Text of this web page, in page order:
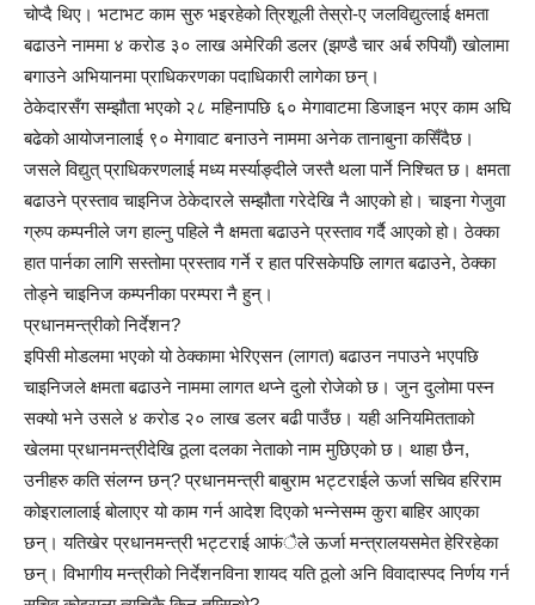
चोप्दै थिए। भटाभट काम सुरु भइरहेको त्रिशूली तेस्रो-ए जलविद्युत्लाई क्षमता
बढाउने नाममा ४ करोड ३० लाख अमेरिकी डलर (झण्डै चार अर्ब रुपियाँ) खोलामा
बगाउने अभियानमा प्राधिकरणका पदाधिकारी लागेका छन्।
ठेकेदारसँग सम्झौता भएको २८ महिनापछि ६० मेगावाटमा डिजाइन भएर काम अघि
बढेको आयोजनालाई ९० मेगावाट बनाउने नाममा अनेक तानाबुना कसिँदैछ।
जसले विद्युत् प्राधिकरणलाई मध्य मर्स्याङ्दीले जस्तै थला पार्ने निश्चित छ। क्षमता
बढाउने प्रस्ताव चाइनिज ठेकेदारले सम्झौता गरेदेखि नै आएको हो। चाइना गेजुवा
ग्रुप कम्पनीले जग हाल्नु पहिले नै क्षमता बढाउने प्रस्ताव गर्दै आएको हो। ठेक्का
हात पार्नका लागि सस्तोमा प्रस्ताव गर्ने र हात परिसकेपछि लागत बढाउने, ठेक्का
तोड्ने चाइनिज कम्पनीका परम्परा नै हुन्।
प्रधानमन्त्रीको निर्देशन?
इपिसी मोडलमा भएको यो ठेक्कामा भेरिएसन (लागत) बढाउन नपाउने भएपछि
चाइनिजले क्षमता बढाउने नाममा लागत थप्ने दुलो रोजेको छ। जुन दुलोमा पस्न
सक्यो भने उसले ४ करोड २० लाख डलर बढी पाउँछ। यही अनियमितताको
खेलमा प्रधानमन्त्रीदेखि ठूला दलका नेताको नाम मुछिएको छ। थाहा छैन,
उनीहरु कति संलग्न छन्? प्रधानमन्त्री बाबुराम भट्टराईले ऊर्जा सचिव हरिराम
कोइरालालाई बोलाएर यो काम गर्न आदेश दिएको भन्नेसम्म कुरा बाहिर आएका
छन्। यतिखेर प्रधानमन्त्री भट्टराई आफंैले ऊर्जा मन्त्रालयसमेत हेरिरहेका
छन्। विभागीय मन्त्रीको निर्देशनविना शायद यति ठूलो अनि विवादास्पद निर्णय गर्न